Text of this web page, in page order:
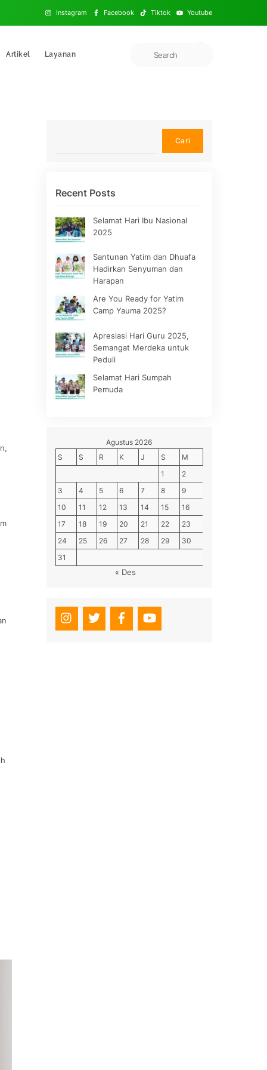
Instagram Facebook Tiktok Youtube
Artikel Layanan
Cari
Recent Posts
Selamat Hari Ibu Nasional
2025
Santunan Yatim dan Dhuafa
Hadirkan Senyuman dan
Harapan
Are You Ready for Yatim
Camp Yauma 2025?
Apresiasi Hari Guru 2025,
Semangat Merdeka untuk
Peduli
Selamat Hari Sumpah
Pemuda
Agustus 2026
S
S R K J S
M
1
2
3
4 5 6 7 8
9
10
11 12 13 14 15
16
17
18 19 20 21 22
23
24
25 26 27 28 29
30
31
« Des